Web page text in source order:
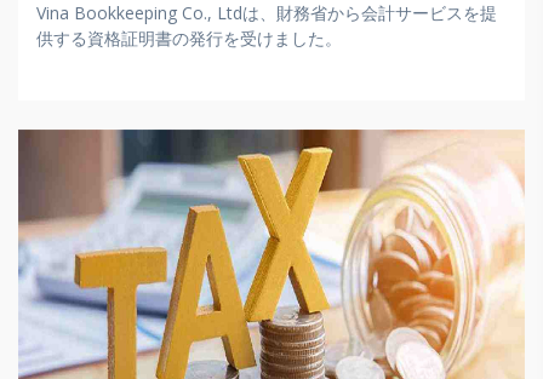
Vina Bookkeeping Co., Ltdは、財務省から会計サービスを提
供する資格証明書の発行を受けました。